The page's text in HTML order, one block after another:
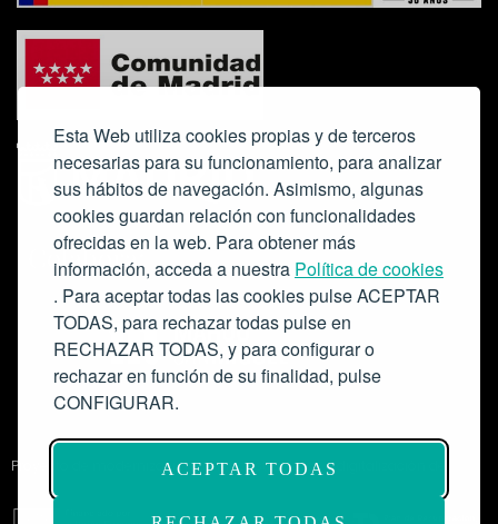
Esta Web utiliza cookies propias y de terceros
necesarias para su funcionamiento, para analizar
sus hábitos de navegación. Asimismo, algunas
cookies guardan relación con funcionalidades
ofrecidas en la web. Para obtener más
información, acceda a nuestra Política de cookies
. Para aceptar todas las cookies pulse ACEPTAR
TODAS, para rechazar todas pulse en
RECHAZAR TODAS, y para configurar o
rechazar en función de su finalidad, pulse
CONFIGURAR.
ACEPTAR TODAS
Colabora:
Proyecto de modernización de infraestructuras y digitalización del
Salón de Actos del Ateneo de Madrid como espacio escénico-musical.
Subvención: 175.000€